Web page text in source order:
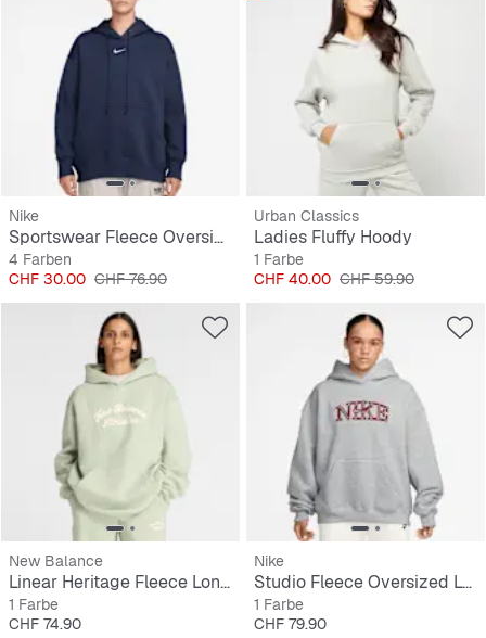
Nike
Sportswear Fleece Oversize Hoodie
4 Farben
Preis
CHF 30.00 Originalpreis
CHF 76.90
Urban Classics
Ladies Fluffy Hoody
1 Farbe
Preis
CHF 40.00 Originalpreis
CHF 59.90
New Balance
Linear Heritage Fleece Long Hoodie
1 Farbe
Preis
CHF 74.90
Nike
Studio Fleece Oversized Logo Hoodie
1 Farbe
Preis
CHF 79.90